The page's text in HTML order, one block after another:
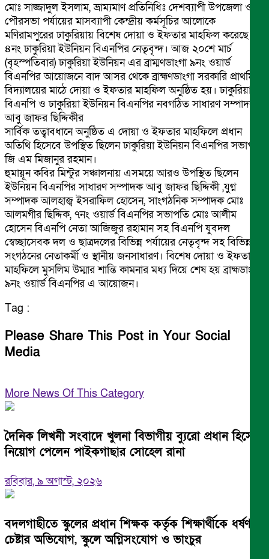
মোঃ সাজ্জাদুল ইসলাম, ভ্রাম্যমাণ প্রতিনিধিঃ দেশব্যাপী উপজেলা ও
পৌরসভা পর্যায়ের মাসব্যাপী কেন্দ্রীয় কর্মসূচির আলোকে
মণিরামপুরের ঢাকুরিয়ায় বিশেষ দোয়া ও ইফতার মাহফিল করেছে
৪নং ঢাকুরিয়া ইউনিয়ন বিএনপির নেতৃবৃন্দ। আজ ২০শে মার্চ
(বৃহস্পতিবার) ঢাকুরিয়া ইউনিয়ন এর ব্রাম্মণডাংগা ৯নং ওয়ার্ড
বিএনপির আয়োজনে বাদ আসর থেকে ব্রাহ্মণডাংগা সরকারি প্রাথমিক
বিদ্যালয়ের মাঠে দোয়া ও ইফতার মাহফিল অনুষ্ঠিত হয়। ঢাকুরিয়া
বিএনপি ও ঢাকুরিয়া ইউনিয়ন বিএনপির নবগঠিত সাধারণ সম্পাদক
আবু জাফর ছিদ্দিকীর
সার্বিক তত্বাবধানে অনুষ্ঠিত এ দোয়া ও ইফতার মাহফিলে প্রধান
অতিথি হিসেবে উপস্থিত ছিলেন ঢাকুরিয়া ইউনিয়ন বিএনপির সভাপতি
জি এম মিজানুর রহমান।
হুমায়ূন কবির মিন্টুর সঞ্চালনায় এসময়ে আরও উপস্থিত ছিলেন
ইউনিয়ন বিএনপির সাধারণ সম্পাদক আবু জাফর ছিদ্দিকী ,যুগ্ন
সম্পাদক আলহাজ্ব ইসরাফিল হোসেন, সাংগঠনিক সম্পাদক মোঃ
আলমগীর ছিদ্দিক, ৭নং ওয়ার্ড বিএনপির সভাপতি মোঃ আলীম
হোসেন বিএনপি নেতা আজিজুর রহামান সহ বিএনপি যুবদল
স্বেচ্ছাসেবক দল ও ছাত্রদলের বিভিন্ন পর্যায়ের নেতৃবৃন্দ সহ বিভিন্ন
সংগঠনের নেতাকর্মী ও স্থানীয় জনসাধারণ। বিশেষ দোয়া ও ইফতার
মাহফিলে মুসলিম উম্মার শান্তি কামনার মধ্য দিয়ে শেষ হয় ব্রাহ্মডাংগা
৯নং ওয়ার্ড বিএনপির এ আয়োজন।
Tag :
Please Share This Post in Your Social
Media
More News Of This Category
দৈনিক লিখনী সংবাদে খুলনা বিভাগীয় ব্যুরো প্রধান হিসেবে
নিয়োগ পেলেন পাইকগাছার সোহেল রানা
রবিবার, ৯ অগাস্ট, ২০২৬
বদলগাছীতে স্কুলের প্রধান শিক্ষক কর্তৃক শিক্ষার্থীকে ধর্ষণ
চেষ্টার অভিযোগ, স্কুলে অগ্নিসংযোগ ও ভাংচুর